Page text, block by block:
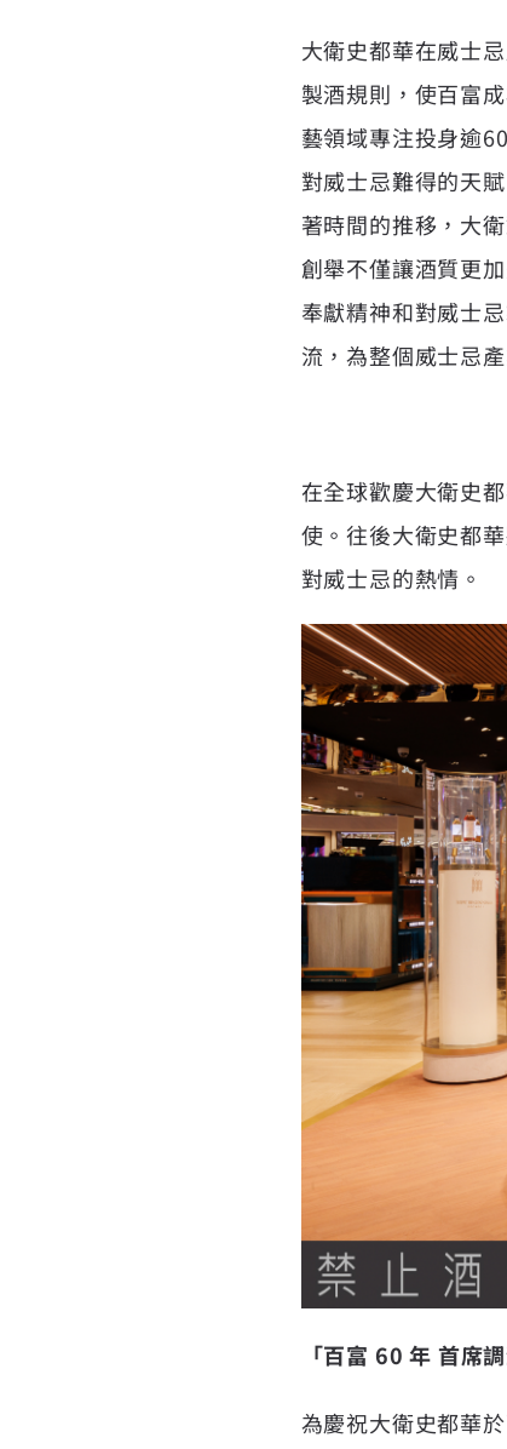
大衛史都華在威士
製酒規則，使百富
藝領域專注投身逾
對威士忌難得的天
著時間的推移，大
創舉不僅讓酒質更
奉獻精神和對威士
流，為整個威士忌
在全球歡慶大衛史
使。往後大衛史都
對威士忌的熱情。
「百富 60 年 首席
為慶祝大衛史都華